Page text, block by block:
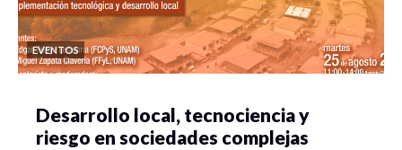
EVENTOS
Desarrollo local, tecnociencia y
riesgo en sociedades complejas